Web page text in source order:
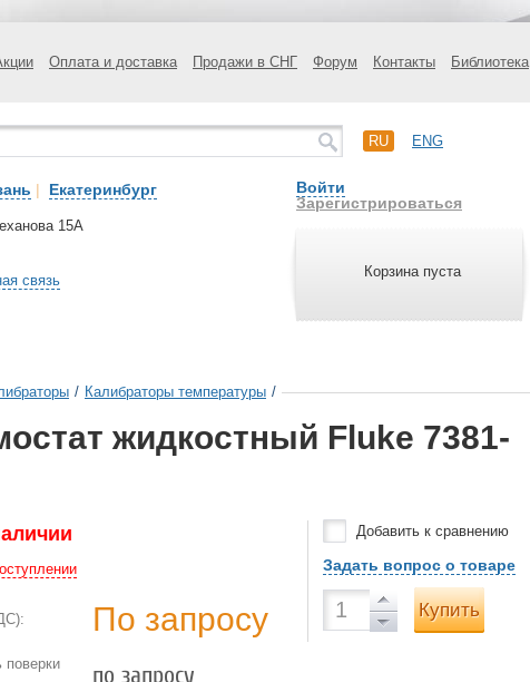
Оплата и доставка Продажи в СНГ Форум Контакты Библиотека
RU ENG
| Екатеринбург
15А
связь
Войти
Зарегистрироваться
Корзина пуста
/ Калибраторы температуры /
жидкостный Fluke 7381-
По запросу
поверки
по запросу
Добавить к сравнению
Задать вопрос о товаре
Купить